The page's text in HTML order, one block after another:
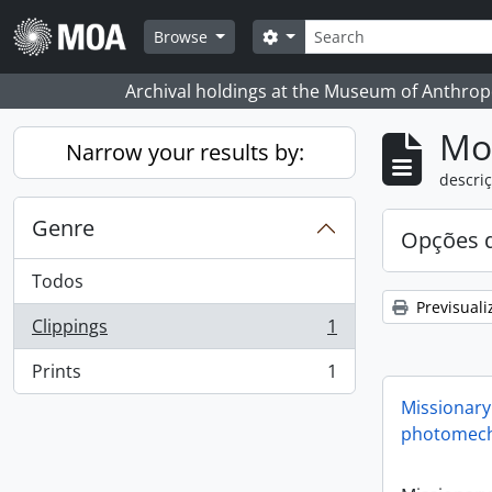
Skip to main content
Browse
Pesquisar
Search options
Archival holdings at the Museum of
Narrow your results by:
Genre
Todos
Clippings
, 1 resultados
1
Prints
, 1 resultados 1
Opções